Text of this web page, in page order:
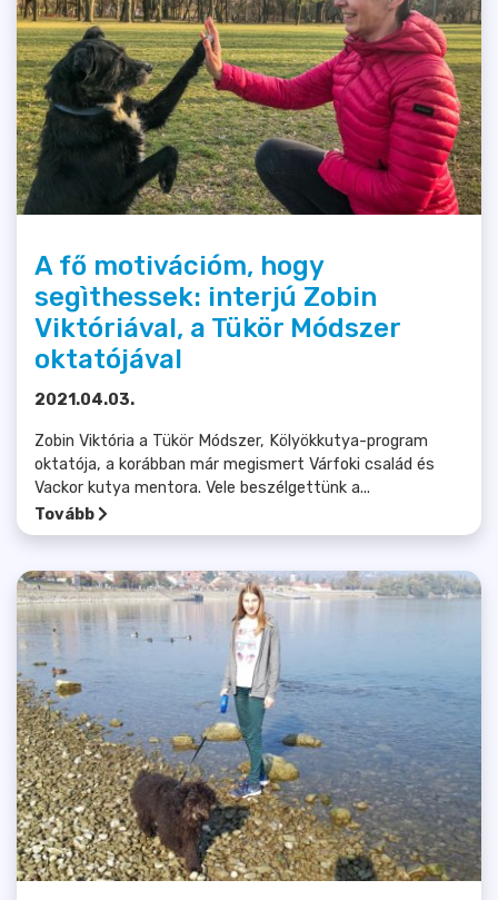
A fő motivációm, hogy
segìthessek: interjú Zobin
Viktóriával, a Tükör Módszer
oktatójával
2021.04.03.
Zobin Viktória a Tükör Módszer, Kölyökkutya-program
oktatója, a korábban már megismert Várfoki család és
Vackor kutya mentora. Vele beszélgettünk a...
Tovább